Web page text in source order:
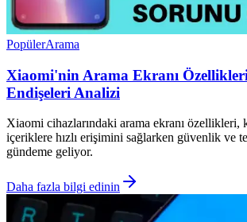
PopülerArama
Xiaomi'nin Arama Ekranı
Endişeleri Analizi
Xiaomi cihazlarındaki arama ekranı özellikleri,
içeriklere hızlı erişimini sağlarken güvenlik ve
gündeme geliyor.
Daha fazla bilgi edinin